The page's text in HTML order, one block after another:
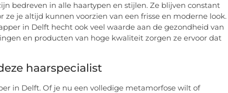
bedreven in alle haartypen en stijlen. Ze blijven constant
je altijd kunnen voorzien van een frisse en moderne look.
in Delft hecht ook veel waarde aan de gezondheid van
en producten van hoge kwaliteit zorgen ze ervoor dat
haarspecialist
in Delft. Of je nu een volledige metamorfose wilt of